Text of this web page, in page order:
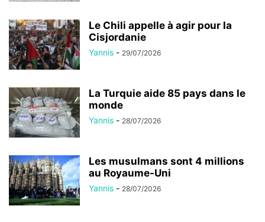
Le Chili appelle à agir pour la
Cisjordanie
Yannis - 29/07/2026
La Turquie aide 85 pays dans le
monde
Yannis - 28/07/2026
Les musulmans sont 4 millions
au Royaume-Uni
Yannis - 28/07/2026